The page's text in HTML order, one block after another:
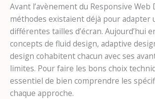
Avant l’avènement du Responsive Web
méthodes existaient déjà pour adapter
différentes tailles d’écran. Aujourd’hui
concepts de fluid design, adaptive
design cohabitent chacun avec ses
limites. Pour faire les bons choix
essentiel de bien comprendre les
chaque approche.